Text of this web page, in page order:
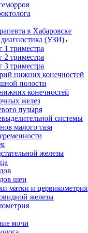
в Хабаровске
диагностика (УЗИ)
1 триместра
2 триместра
3 триместра
нижних конечностей
полости
конечностей
желез
пузыря
системы
малого таза
железы
шеи
матки и цервикометрия
железы
мочи